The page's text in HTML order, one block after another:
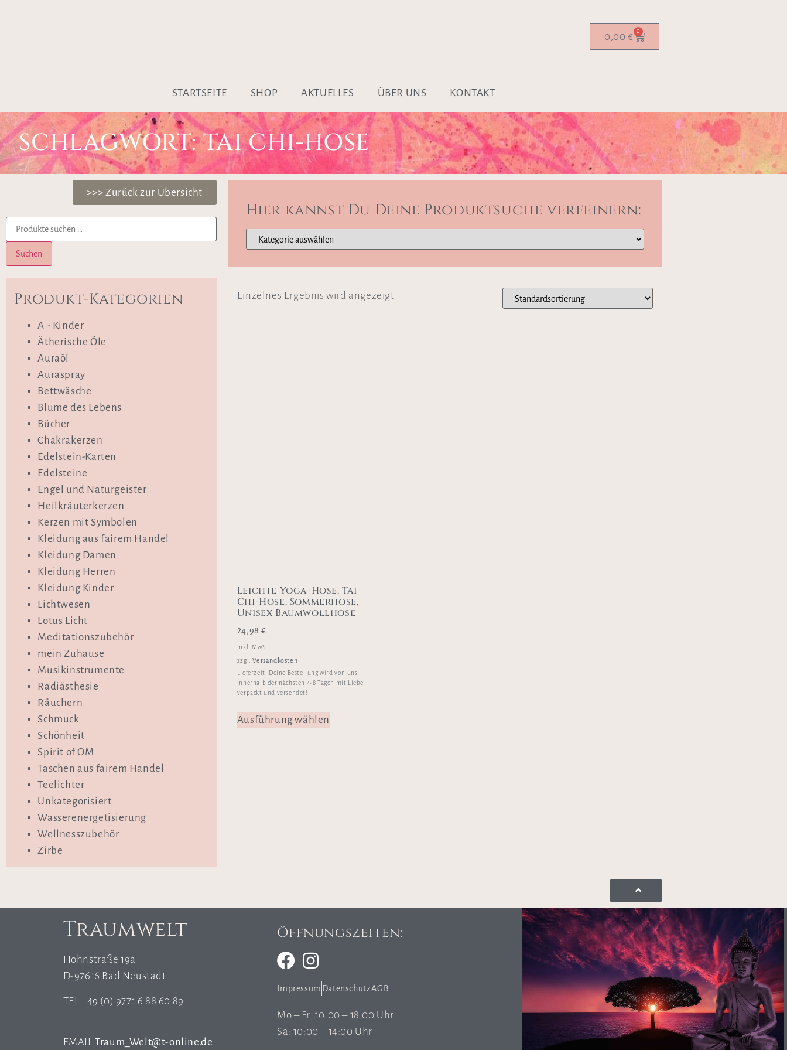
0,00 € 0
STARTSEITE SHOP AKTUELLES ÜBER UNS KONTAKT
SCHLAGWORT: TAI CHI-HOSE
>>> Zurück zur Übersicht
Suchen
Produkt-Kategorien
A - Kinder
Ätherische Öle
Auraöl
Auraspray
Bettwäsche
Blume des Lebens
Bücher
Chakrakerzen
Edelstein-Karten
Edelsteine
Engel und Naturgeister
Heilkräuterkerzen
Kerzen mit Symbolen
Kleidung aus fairem Handel
Kleidung Damen
Kleidung Herren
Kleidung Kinder
Lichtwesen
Lotus Licht
Meditationszubehör
mein Zuhause
Musikinstrumente
Radiästhesie
Räuchern
Schmuck
Schönheit
Spirit of OM
Taschen aus fairem Handel
Teelichter
Unkategorisiert
Wasserenergetisierung
Wellnesszubehör
Zirbe
Hier kannst Du Deine Produktsuche verfeinern:
Einzelnes Ergebnis wird angezeigt
Leichte Yoga-Hose, Tai
Chi-Hose, Sommerhose,
Unisex Baumwollhose
24,98€
inkl. MwSt.
zzgl.Versandkosten
Lieferzeit: Deine Bestellung wird von uns
innerhalb der nächsten 4-8 Tagen mit Liebe
verpackt und versendet!
Ausführung wählen
Traumwelt
Hohnstraße 19a
D-97616 Bad Neustadt
TEL +49 (0) 9771 6 88 60 89
EMAILTraum_Welt@t-online.de
Öffnungszeiten:
Impressum DatenschutzAGB
Mo – Fr: 10:00 – 18:00 Uhr
Sa: 10:00 – 14:00 Uhr